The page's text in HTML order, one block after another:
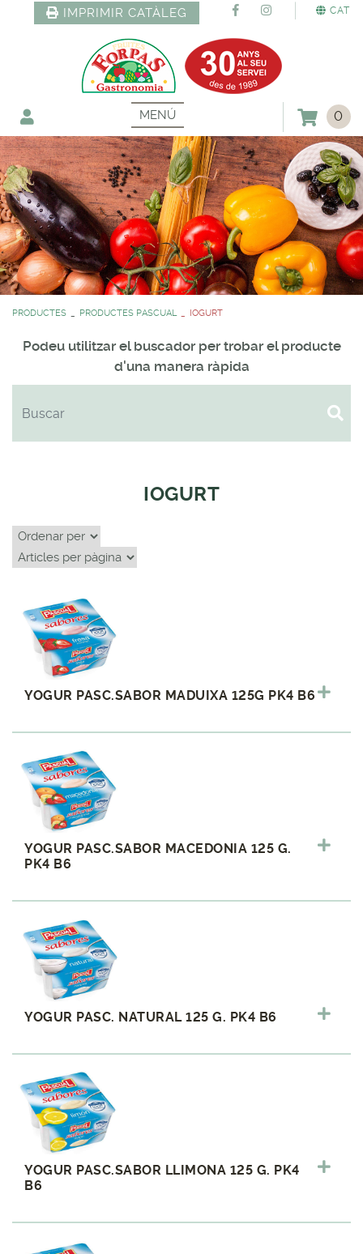
CAT
IMPRIMIR CATÀLEG
MENÚ 0
PRODUCTES PRODUCTES PASCUAL IOGURT
Podeu utilitzar el buscador per trobar el producte
d'una manera ràpida
IOGURT
YOGUR PASC.SABOR MADUIXA 125G PK4 B6
YOGUR PASC.SABOR MACEDONIA 125 G.
PK4 B6
YOGUR PASC. NATURAL 125 G. PK4 B6
YOGUR PASC.SABOR LLIMONA 125 G. PK4
B6